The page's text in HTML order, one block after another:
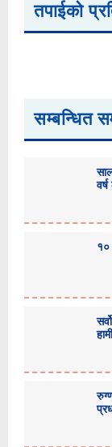
तपाईको
सम्बन्धित
१०